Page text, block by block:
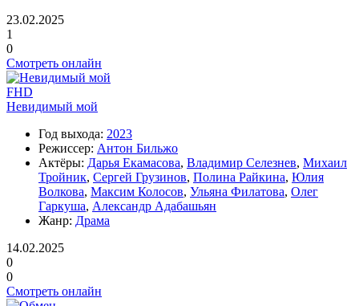
23.02.2025
1
0
Смотреть онлайн
FHD
Невидимый мой
Год выхода: 2023
Режиссер: Антон Бильжо
Актёры: Дарья Екамасова, Владимир Селезнев, Михаил
Тройник, Сергей Грузинов, Полина Райкина, Юлия
Волкова, Максим Колосов, Ульяна Филатова, Олег
Гаркуша, Александр Адабашьян
Жанр: Драма
14.02.2025
0
0
Смотреть онлайн